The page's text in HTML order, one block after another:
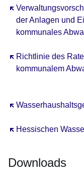
der Anlagen und
kommunales
Öffnet sich in einem
Richtlinie des
kommunalem
Öffnet sich in einem
Öffnet sich in einem
Hessischen
Öffnet sich in einem
Downloads